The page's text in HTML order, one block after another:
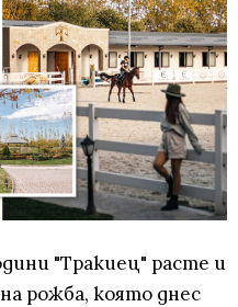
"Тракиец" расте и
рожба, която днес